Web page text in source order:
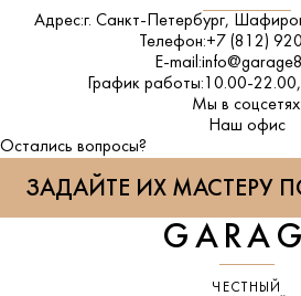
Адрес:г. Санкт-Петербург,
Телефон:+7 (812)
E-mail:
График работы: 10.00-
Мы в соцсетях:
Наш офис
Остались вопросы?
ЗАДАЙТЕ ИХ МАСТЕРУ
ЧЕСТНЫЙ